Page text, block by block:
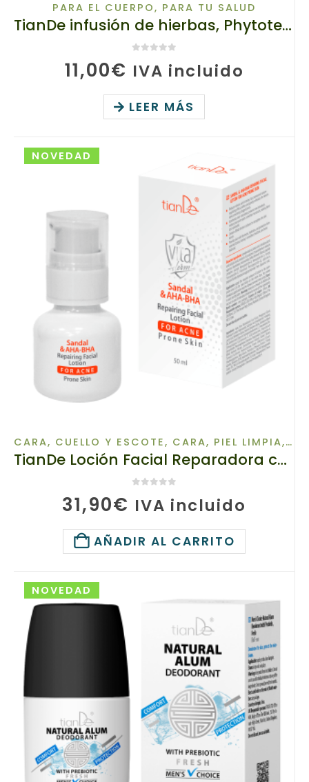
PARA EL CUERPO, PARA TU SALUD
TianDe infusión de hierbas, Phytotea Natural Mobility, 125905 TianDe, 42 g (21 envases de 2 g), contribuye a la salud de huesos y articulaciones
11,00€ IVA incluido
LEER MÁS
NOVEDAD
CARA, CUELLO Y ESCOTE, CARA, PIEL LIMPIA,
TianDe Loción Facial Reparadora con Sándalo y AHA-BHA para Piel con Tendencia al Acné, 16313, 50 ml – Gama Profesional Vita Derm
31,90€ IVA incluido
AÑADIR AL CARRITO
NOVEDAD